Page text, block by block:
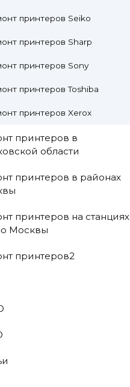
принтеров Seiko
принтеров Sharp
принтеров Sony
принтеров Toshiba
принтеров Xerox
принтеров в
области
принтеров в районах
принтеров на станциях
Москвы
принтеров2